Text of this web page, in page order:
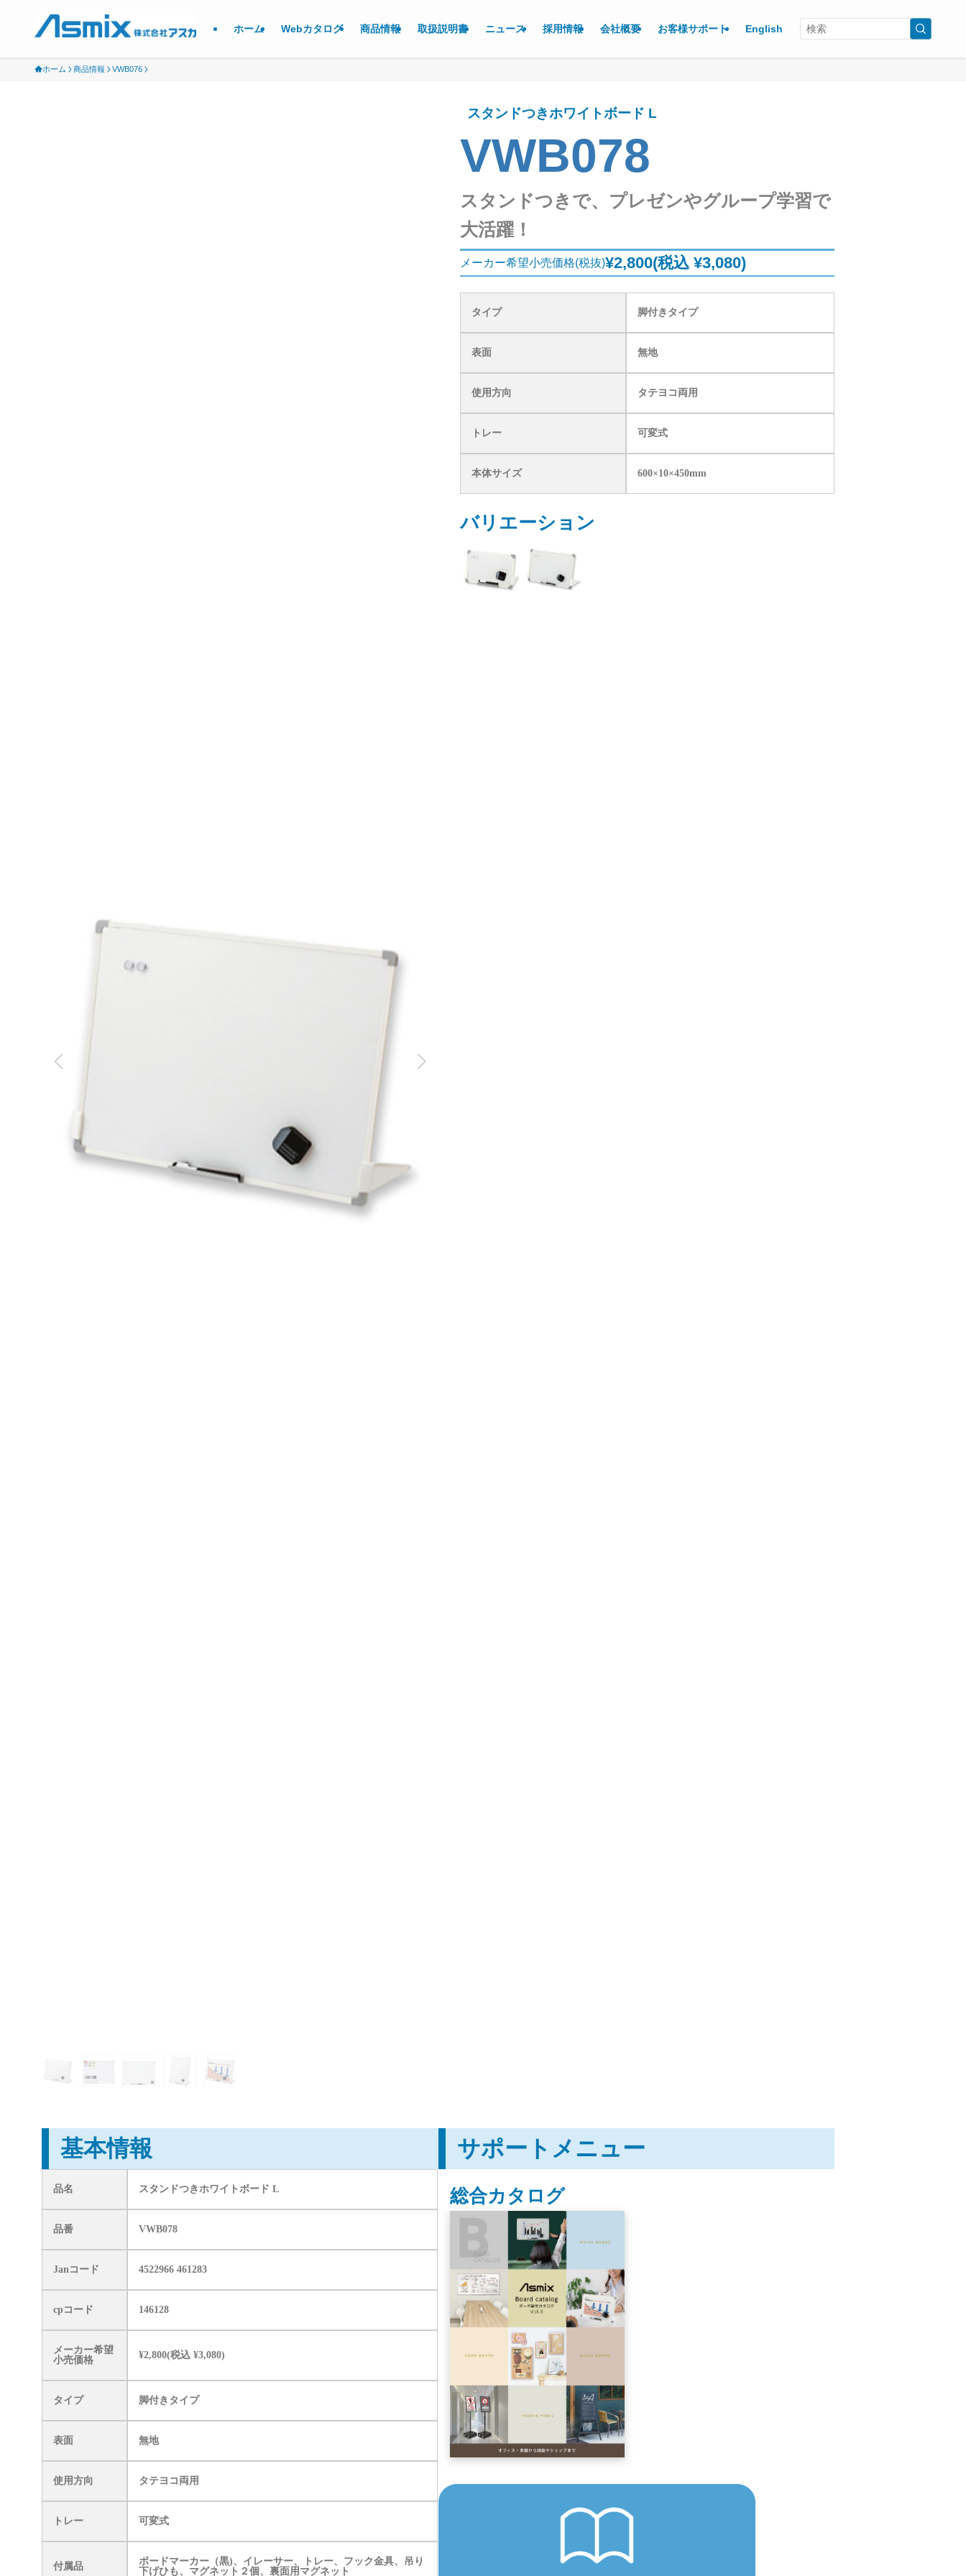
ホーム Webカタログ 商品情報 取扱説明書 ニュース 採用情報 会社概要 お客様サポート English
ホーム 商品情報 VWB076
スタンドつきホワイトボード L
VWB078
スタンドつきで、プレゼンやグループ学習で
大活躍！
メーカー希望小売価格(税抜)¥2,800(税込 ¥3,080)
タイプ 脚付きタイプ
表面 無地
使用方向 タテヨコ両用
トレー 可変式
本体サイズ 600×10×450mm
バリエーション
基本情報
品名 スタンドつきホワイトボード L
品番 VWB078
Janコード 4522966 461283
cpコード 146128
メーカー希望
小売価格
¥2,800(税込 ¥3,080)
タイプ 脚付きタイプ
表面 無地
使用方向 タテヨコ両用
トレー 可変式
付属品
ボードマーカー（黒)、イレーサー、トレー、フック金具、吊り
下げひも、マグネット２個、裏面用マグネット
サポートメニュー
総合カタログ